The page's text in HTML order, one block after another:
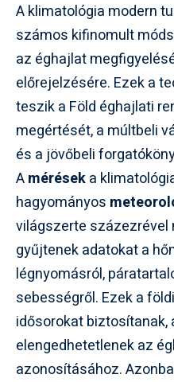
A klimatológia modern
számos kifinomult
az éghajlat
előrejelzésére. Ezek a
teszik a Föld éghajlati
megértését, a múltbeli
és a jövőbeli
Améréseka
hagyományos
világszerte százezrével
gyűjtenek adatokat a
légnyomásról,
sebességről. Ezek a
idősorokat biztosítanak,
elengedhetetlenek az
azonosításához.